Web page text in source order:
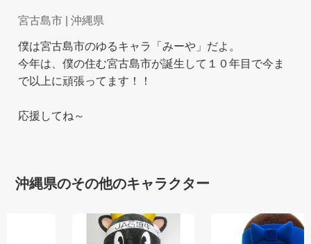
宮古島市 | 沖縄県
僕は宮古島市のゆるキャラ「みーや」だよ。
今年は、僕の住む宮古島市が誕生して１０年目で今ま
で以上に頑張ってます！！
応援してね～
沖縄県のその他のキャラクター